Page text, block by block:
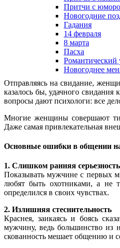
Притчи с
Новогодние
Гадания
14 февраля
8 марта
Пасха
Романтический
Новогоднее
Отправляясь на свидание,
казалось бы, удачного
вопросы дают психологи: все
Многие женщины совершают
Даже самая привлекательная
Основные ошибки в общении
1. Слишком ранняя серьезность
Показывать мужчине с первых
любят быть охотниками, а не
определился в своих чувствах.
2. Излишняя стеснительность
Краснея, заикаясь и боясь
мужчину, ведь большинство из
скованность мешает общению и